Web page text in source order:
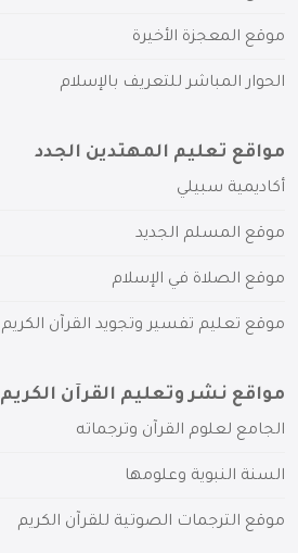
موقع المعجزة الأخيرة
الحوار المباشر للتعريف بالإسلام
مواقع تعليم المهتدين الجدد
أكاديمية سبيلي
موقع المسلم الجديد
موقع الصلاة في الإسلام
موقع تعليم تفسير وتجويد القرآن الكريم
مواقع نشر وتعليم القرآن الكريم
الجامع لعلوم القرآن وترجماته
السنة النبوية وعلومها
موقع الترجمات الصوتية للقرآن الكريم